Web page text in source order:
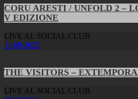
CORU ARESTI / UNFOLD 2 –
V EDIZIONE
LIVE AL SOCIAL CLUB
11/08/2025
THE VISITORS –
LIVE AL SOCIAL CLUB